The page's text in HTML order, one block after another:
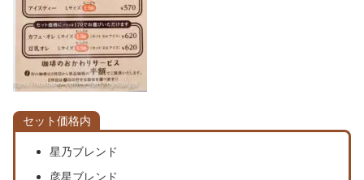
セット価格内
星乃ブレンド
彦星ブレンド